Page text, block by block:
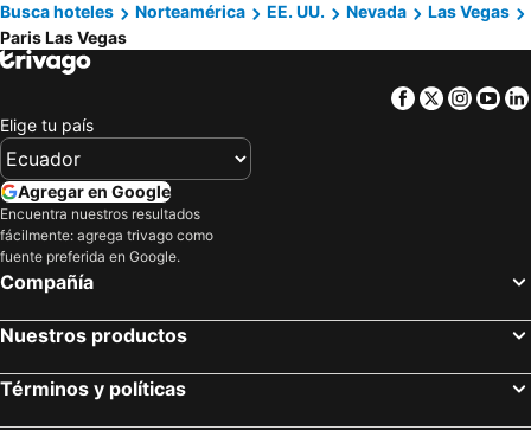
Busca hoteles
Norteamérica EE. UU. Nevada
Las Vegas
Paris Las Vegas
Facebook
Twitter
Elige tu país
Agregar en Google
Encuentra nuestros resultados
fácilmente: agrega trivago como
fuente preferida en Google.
Compañía
Nuestros productos
Términos y políticas